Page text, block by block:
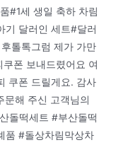
#1세 생일 축하 차림
기 달러인 세트#달러
톨톡그럼 제가 가만
폰 보내드렸어요 여
쿠폰 드릴게요. 감사
문해 주신 고객님의
돌떡세트 #부산돌떡
품 #돌상차림막상차